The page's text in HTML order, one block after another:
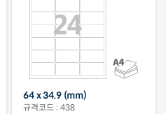
64 x 34.9 (mm)
규격코드 : 438